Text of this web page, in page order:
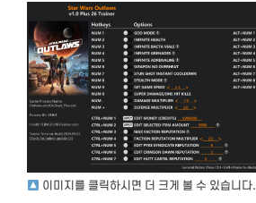
이미지를 클릭하시면 더 크게 볼 수 있습니다.